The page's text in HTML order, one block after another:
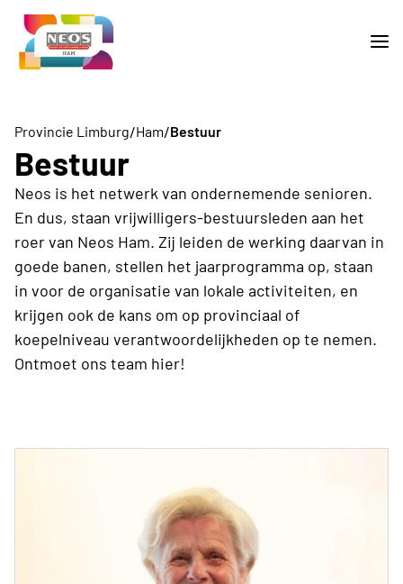
Provincie Limburg/Ham/Bestuur
Bestuur
Neos is het netwerk van ondernemende senioren.
En dus, staan vrijwilligers-bestuursleden aan het
roer van Neos Ham. Zij leiden de werking daarvan in
goede banen, stellen het jaarprogramma op, staan
in voor de organisatie van lokale activiteiten, en
krijgen ook de kans om op provinciaal of
koepelniveau verantwoordelijkheden op te nemen.
Ontmoet ons team hier!